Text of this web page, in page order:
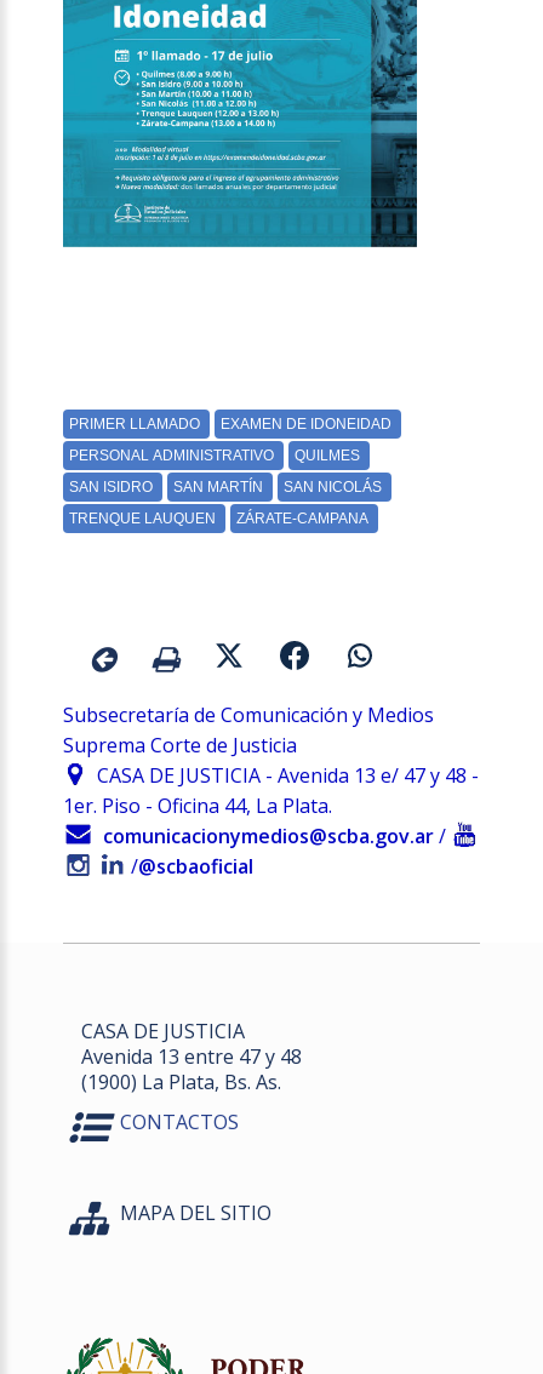
Subsecretaría de Comunicación y Medios
Suprema Corte de Justicia
CASA DE JUSTICIA - Avenida 13 e/ 47 y 48 -
1er. Piso - Oficina 44, La Plata.
comunicacionymedios@scba.gov.ar /
/@scbaoficial
CASA DE JUSTICIA
Avenida 13 entre 47 y 48
(1900) La Plata, Bs. As.
CONTACTOS
MAPA DEL SITIO